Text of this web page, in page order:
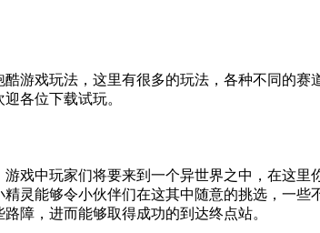
游戏玩法，这里有很多的玩法，各种不同的
各位下载试玩。
戏中玩家们将要来到一个异世界之中，在这
灵能够令小伙伴们在这其中随意的挑选，一
障，进而能够取得成功的到达终点站。